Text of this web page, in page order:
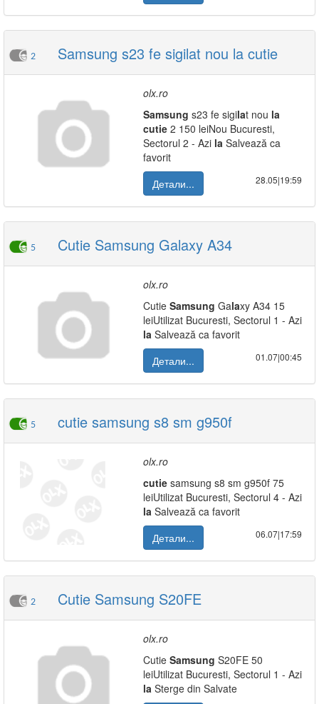
2 Samsung s23 fe sigilat nou la cutie
olx.ro
Samsung s23 fe sigilat nou la
cutie 2 150 leiNou Bucuresti,
Sectorul 2 - Azi la Salvează ca
favorit
Детали...
28.05|19:59
5 Cutie Samsung Galaxy A34
olx.ro
Cutie Samsung Galaxy A34 15
leiUtilizat Bucuresti, Sectorul 1 - Azi
la Salvează ca favorit
Детали...
01.07|00:45
5 cutie samsung s8 sm g950f
olx.ro
cutie samsung s8 sm g950f 75
leiUtilizat Bucuresti, Sectorul 4 - Azi
la Salvează ca favorit
Детали...
06.07|17:59
2 Cutie Samsung S20FE
olx.ro
Cutie Samsung S20FE 50
leiUtilizat Bucuresti, Sectorul 1 - Azi
la Sterge din Salvate